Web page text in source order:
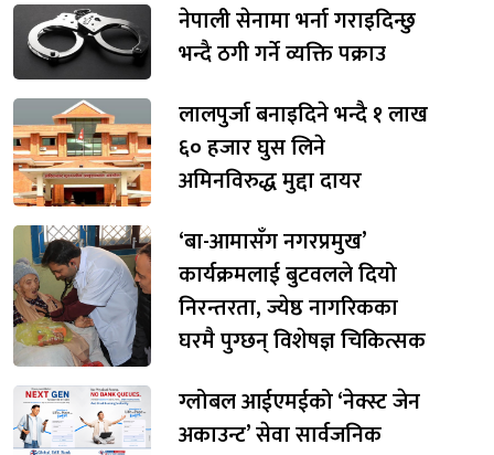
नेपाली सेनामा भर्ना गराइदिन्छु
भन्दै ठगी गर्ने व्यक्ति पक्राउ
लालपुर्जा बनाइदिने भन्दै १ लाख
६० हजार घुस लिने
अमिनविरुद्ध मुद्दा दायर
‘बा-आमासँग नगरप्रमुख’
कार्यक्रमलाई बुटवलले दियो
निरन्तरता, ज्येष्ठ नागरिकका
घरमै पुग्छन् विशेषज्ञ चिकित्सक
ग्लोबल आईएमईको ‘नेक्स्ट जेन
अकाउन्ट’ सेवा सार्वजनिक